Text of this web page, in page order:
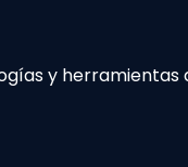
y